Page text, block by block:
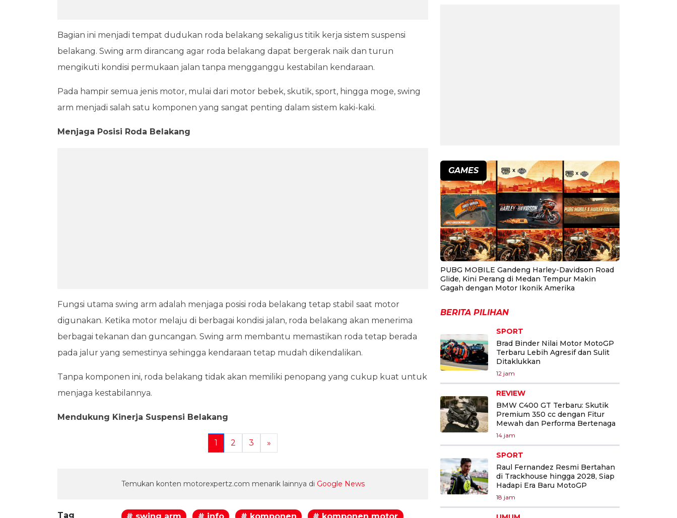
Bagian ini menjadi tempat dudukan roda belakang sekaligus titik kerja sistem suspensi
belakang. Swing arm dirancang agar roda belakang dapat bergerak naik dan turun
mengikuti kondisi permukaan jalan tanpa mengganggu kestabilan kendaraan.
Pada hampir semua jenis motor, mulai dari motor bebek, skutik, sport, hingga moge, swing
arm menjadi salah satu komponen yang sangat penting dalam sistem kaki-kaki.
Menjaga Posisi Roda Belakang
Fungsi utama swing arm adalah menjaga posisi roda belakang tetap stabil saat motor
digunakan. Ketika motor melaju di berbagai kondisi jalan, roda belakang akan menerima
berbagai tekanan dan guncangan. Swing arm membantu memastikan roda tetap berada
pada jalur yang semestinya sehingga kendaraan tetap mudah dikendalikan.
Tanpa komponen ini, roda belakang tidak akan memiliki penopang yang cukup kuat untuk
menjaga kestabilannya.
Mendukung Kinerja Suspensi Belakang
1 2 3 »
Temukan konten motorexpertz.com menarik lainnya di Google News
Tag # swing arm # info # komponen # komponen motor
GAMES
PUBG MOBILE Gandeng Harley-Davidson Road
Glide, Kini Perang di Medan Tempur Makin
Gagah dengan Motor Ikonik Amerika
BERITA PILIHAN
SPORT
Brad Binder Nilai Motor MotoGP
Terbaru Lebih Agresif dan Sulit
Ditaklukkan
12 jam
REVIEW
BMW C400 GT Terbaru: Skutik
Premium 350 cc dengan Fitur
Mewah dan Performa Bertenaga
14 jam
SPORT
Raul Fernandez Resmi Bertahan
di Trackhouse hingga 2028, Siap
Hadapi Era Baru MotoGP
18 jam